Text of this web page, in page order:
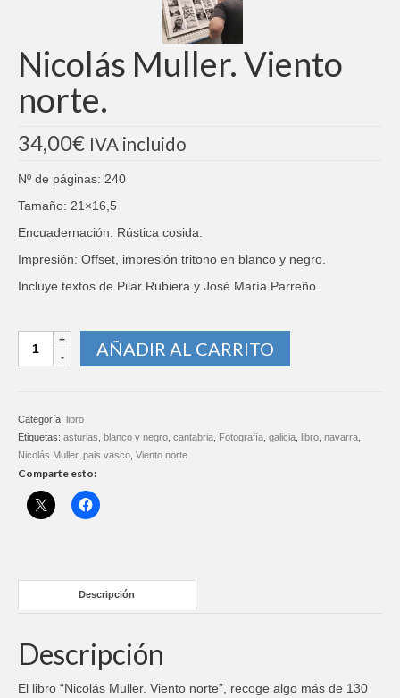
Nicolás Muller. Viento
norte.
34,00€ IVA incluido
Nº de páginas: 240
Tamaño: 21×16,5
Encuadernación: Rústica cosida.
Impresión: Offset, impresión tritono en blanco y negro.
Incluye textos de Pilar Rubiera y José María Parreño.
Nicolás
Muller.
AÑADIR AL CARRITO
Categoría: libro
Etiquetas: asturias blanco y negro cantabria Fotografía galicia libro navarra
Nicolás Muller, pais vasco Viento norte
Comparte esto:
Descripción
Descripción
El libro “Nicolás Muller. Viento norte”, recoge algo más de 130